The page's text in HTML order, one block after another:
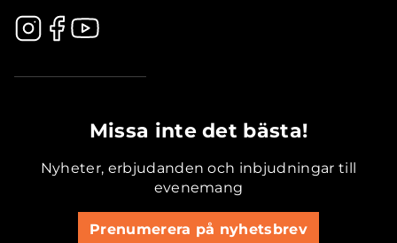
Missa inte det bästa!
Nyheter, erbjudanden och inbjudningar till
evenemang
Prenumerera på nyhetsbrev